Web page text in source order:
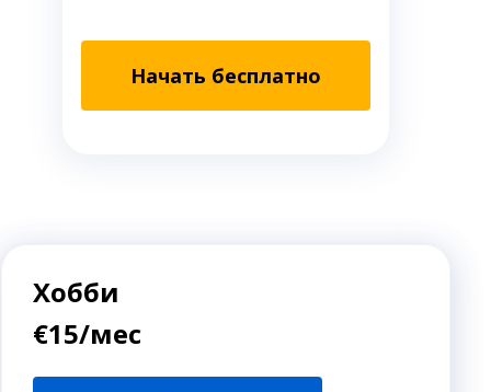
Начать бесплатно
Хобби
€15/мес